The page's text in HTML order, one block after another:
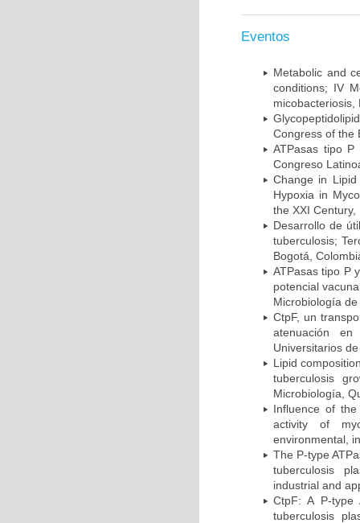
Eventos
Metabolic and
conditions; IV
micobacteriosis,
Congress of the
ATPasas tipo P
Congreso
Change in
Hypoxia in
the XXI
Desarrollo de
tuberculosis;
Bogotá,
ATPasas tipo P
potencial
Microbiología
CtpF, un
atenuación
Universitarios
Lipid
tuberculosis
Microbiología,
Influence of the
activity of
environmental,
The P-type
tuberculosis
industrial and
CtpF: A P-type
tuberculosis